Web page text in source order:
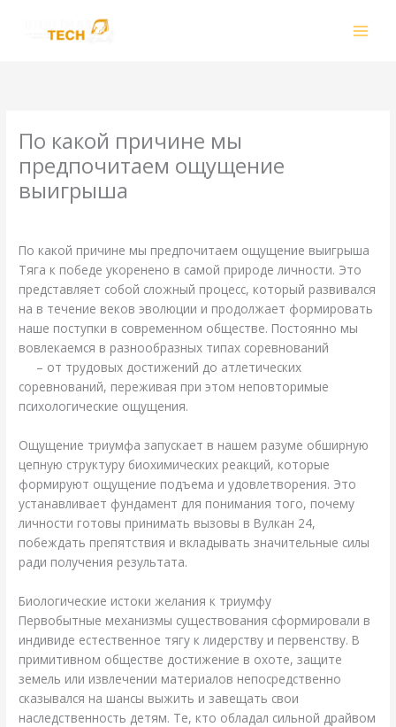
По какой причине мы
предпочитаем ощущение
выигрыша
По какой причине мы предпочитаем ощущение выигрыша
Тяга к победе укоренено в самой природе личности. Это
представляет собой сложный процесс, который развивался
на в течение веков эволюции и продолжает формировать
наше поступки в современном обществе. Постоянно мы
вовлекаемся в разнообразных типах соревнований
– от трудовых достижений до атлетических
соревнований, переживая при этом неповторимые
психологические ощущения.
Ощущение триумфа запускает в нашем разуме обширную
цепную структуру биохимических реакций, которые
формируют ощущение подъема и удовлетворения. Это
устанавливает фундамент для понимания того, почему
личности готовы принимать вызовы в Вулкан 24,
побеждать препятствия и вкладывать значительные силы
ради получения результата.
Биологические истоки желания к триумфу
Первобытные механизмы существования сформировали в
индивиде естественное тягу к лидерству и первенству. В
примитивном обществе достижение в охоте, защите
земель или извлечении материалов непосредственно
сказывался на шансы выжить и завещать свои
наследственность детям. Те, кто обладал сильной драйвом